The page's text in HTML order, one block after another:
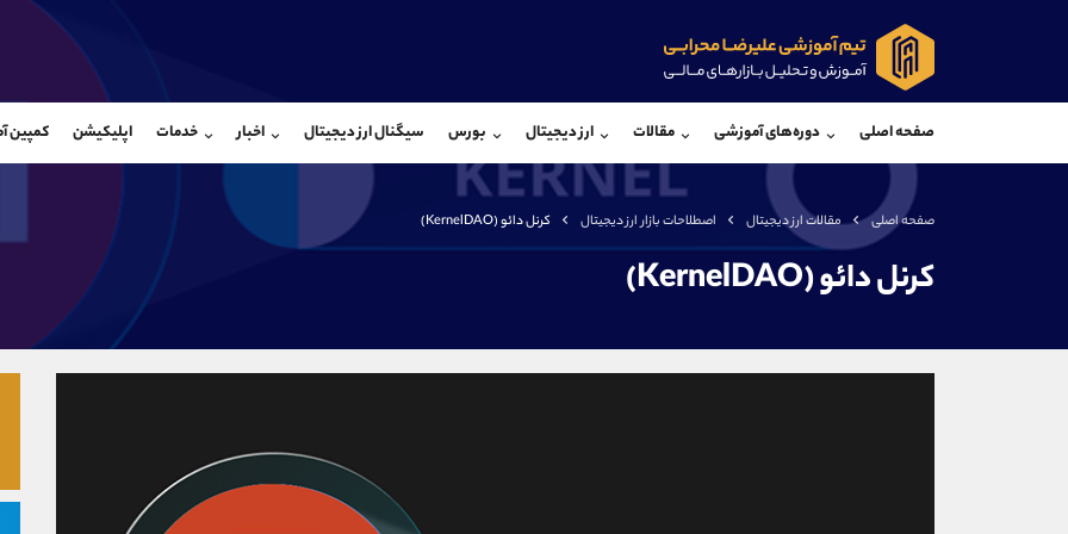
صفحه اصلی دوره‌های آموزشی مقالات ارز دیجیتال بورس سیگنال ارز دیجیتال اخبار خدمات اپلیکیشن کمپین
صفحه اصلی مقالات ارز دیجیتال اصطلاحات بازار ارز دیجیتال کرنل ‌دائو (KernelDAO)
کرنل ‌دائو (KernelDAO)
تلگرام @Armteam_admin_por
داخلی
واتساپ
@Armteam_admin_103
103
تلگرام
تلفن